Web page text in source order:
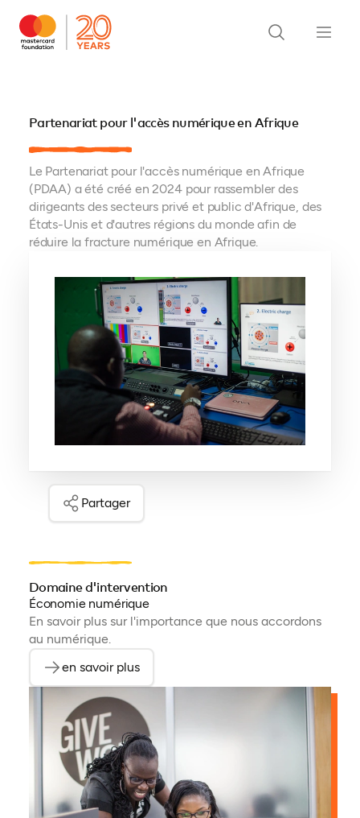
Partenariat pour l'accès numérique en Afrique
Le Partenariat pour l'accès numérique en Afrique
(PDAA) a été créé en 2024 pour rassembler des
dirigeants des secteurs privé et public d'Afrique, des
États-Unis et d'autres régions du monde afin de
réduire la fracture numérique en Afrique.
Partager
Domaine d'intervention
Économie numérique
En savoir plus sur l'importance que nous accordons
au numérique.
en savoir plus